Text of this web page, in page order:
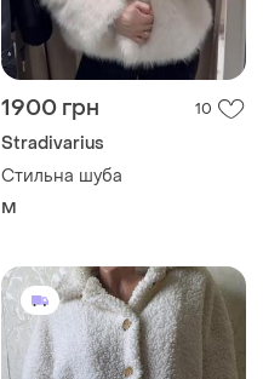
1900 грн 10
Stradivarius
Стильна шуба
M